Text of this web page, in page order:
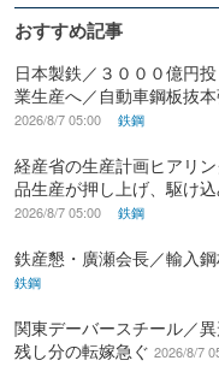
おすすめ記事
日本製鉄／３０００億円
業生産へ／自動車鋼板抜
2026/8/7 05:00 鉄鋼
経産省の生産計画ヒアリ
品生産が押し上げ、駆け
2026/8/7 05:00 鉄鋼
鉄産懇・廣瀬会長／輸入
鉄鋼
関東デーバースチール／
残し分の転嫁急ぐ 2026/8/7